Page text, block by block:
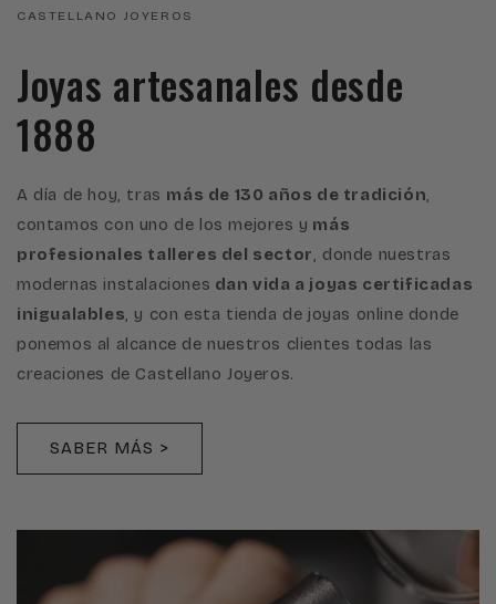
CASTELLANO JOYEROS
Joyas artesanales desde
1888
A día de hoy, tras más de 130 años de tradición,
contamos con uno de los mejores y más
profesionales talleres del sector, donde nuestras
modernas instalaciones dan vida a joyas certificadas
inigualables, y con esta tienda de joyas online donde
ponemos al alcance de nuestros clientes todas las
creaciones de Castellano Joyeros.
SABER MÁS >